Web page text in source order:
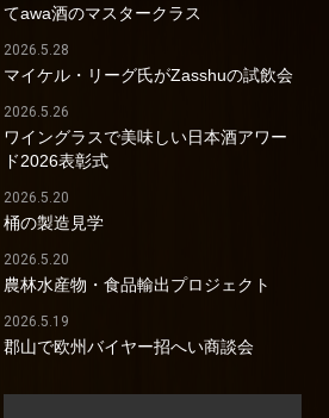
てawa酒のマスタークラス
2026.5.28
マイケル・リーグ氏がZasshuの試飲会
2026.5.26
ワイングラスで美味しい日本酒アワー
ド2026表彰式
2026.5.20
桶の製造見学
2026.5.20
農林水産物・食品輸出プロジェクト
2026.5.19
郡山で欧州バイヤー招へい商談会